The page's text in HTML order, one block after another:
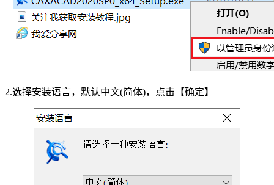
2.选择安装语言，默认中文(简体)，点击【确定】